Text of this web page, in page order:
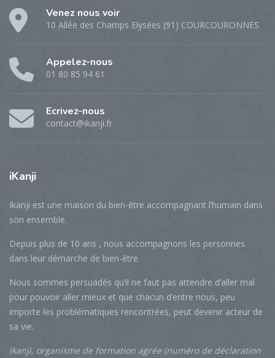
Venez nous voir
10 Allée des Champs Elysées (91) COURCOURONNES
Appelez-nous
01 80 85 94 61
Ecrivez-nous
contact@ikanji.fr
iKanji
Ikanji est une maison du bien-être accompagnant l’humain dans
son ensemble.
Depuis plus de 10 ans , nous accompagnons les personnes
dans leur démarche de bien-être.
Nous sommes persuadés qu’il ne faut pas attendre d’aller mal
pour pouvoir aller mieux et que chacun d’entre nous, peu
importe les problématiques rencontrées, peut devenir acteur de
sa vie.
Ikanji, organisme de formation agrée (numéro de déclaration